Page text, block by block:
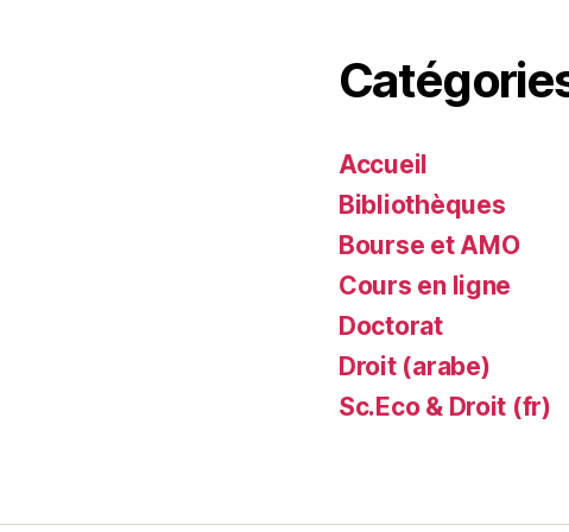
Accueil
Bibliothèques
Bourse et AMO
Cours en ligne
Doctorat
Droit (arabe)
Sc.Eco & Droit (fr)